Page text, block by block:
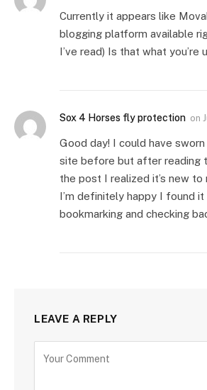
Currently it appears like
blogging platform available
I’ve read) Is that what you’re
Sox 4 Horses fly protection on
Good day! I could have
site before but after reading
the post I realized it’s new to
I’m definitely happy I found it
bookmarking and checking
LEAVE A REPLY